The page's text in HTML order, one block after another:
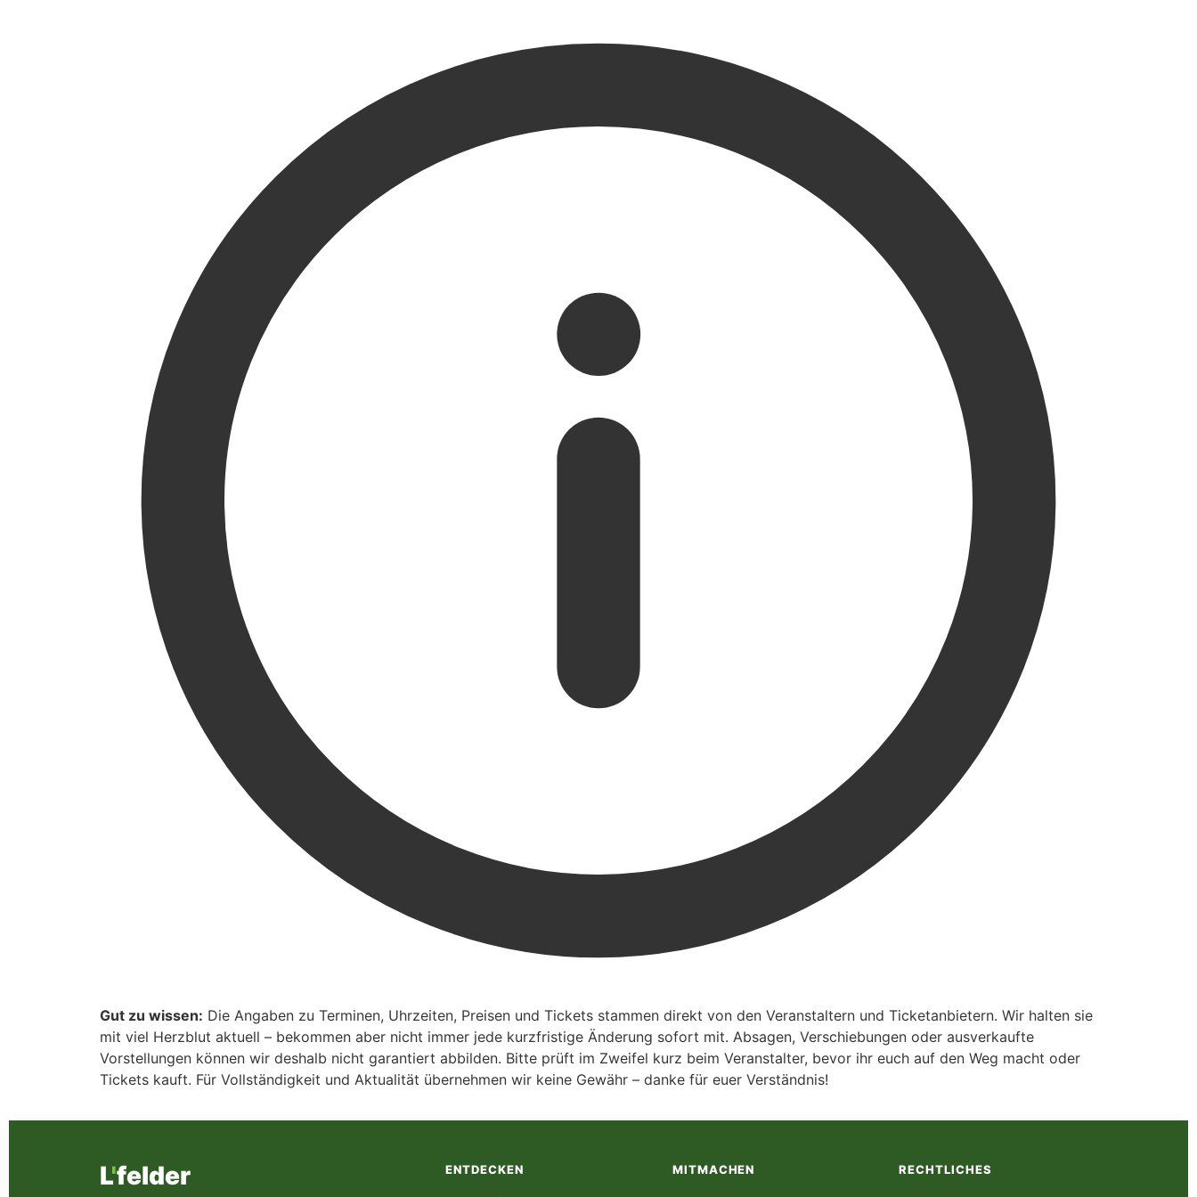
Gut zu wissen: Die Angaben zu Terminen, Uhrzeiten, Preisen und Tickets stammen direkt von den Veranstaltern und Ticketanbietern. Wir halten sie
mit viel Herzblut aktuell – bekommen aber nicht immer jede kurzfristige Änderung sofort mit. Absagen, Verschiebungen oder ausverkaufte
Vorstellungen können wir deshalb nicht garantiert abbilden. Bitte prüft im Zweifel kurz beim Veranstalter, bevor ihr euch auf den Weg macht oder
Tickets kauft. Für Vollständigkeit und Aktualität übernehmen wir keine Gewähr – danke für euer Verständnis!
L'felder ENTDECKEN MITMACHEN RECHTLICHES